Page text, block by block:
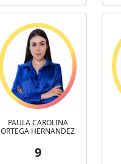
PAULA CAROLINA
ORTEGA HERNANDEZ
9